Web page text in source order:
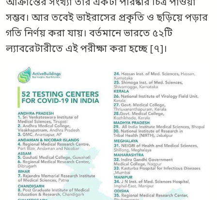
আক্রান্তের সংখ্যা তার একটা পরিষ্কার চিত্র পাওয়া
সম্ভব। আর তবেই ভাইরাসের প্রকৃতি ও ছড়িয়ে পড়ার
গতি নির্ণয় করা যায়। বর্তমানে ভারতে ৫২টি
ল্যাবরেটারীতে এই পরীক্ষা করা হচ্ছে [৭]।